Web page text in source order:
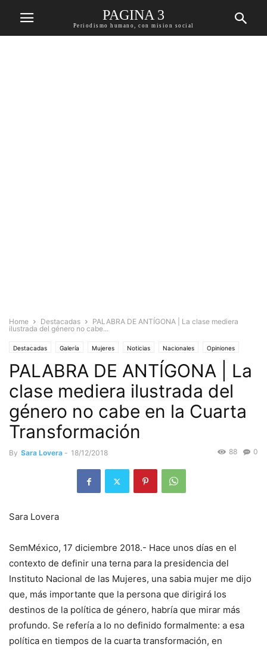
PAGINA 3
Periodismo humano, con mision social
Home Destacadas
PALABRA DE ANTÍGONA | La clase mediera
ilustrada del género no cabe...
Destacadas Galería Mujeres Noticias Nacionales Opiniones
Palabra de Antígona
PALABRA DE ANTÍGONA | La
clase mediera ilustrada del
género no cabe en la Cuarta
Transformación
By Sara Lovera - 18/12/2018 0
88
Sara Lovera
SemMéxico, 17 diciembre 2018.- Hace unos días en el
contexto de definir una terna para la presidencia del
Instituto Nacional de las Mujeres, una sabia mujer me dijo
que, más importante que la persona que dirigirá los
destinos de la política de género, habría que mirar más
profundo. Se refería a lo no definido formalmente: a esa
política en tiempos de la cuarta transformación, en